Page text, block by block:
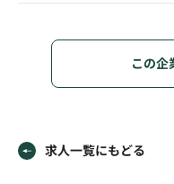
この企
求人一覧にもどる